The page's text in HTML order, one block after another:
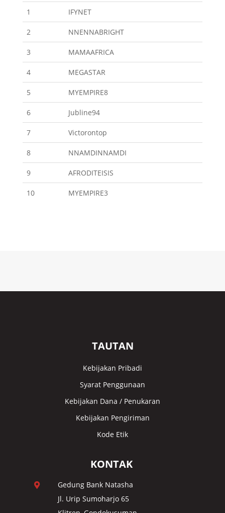
1 IFYNET
2 NNENNABRIGHT
3 MAMAAFRICA
4 MEGASTAR
5 MYEMPIRE8
6 Jubline94
7 Victorontop
8 NNAMDINNAMDI
9 AFRODITEISIS
10 MYEMPIRE3
TAUTAN
Kebijakan Pribadi
Syarat Penggunaan
Kebijakan Dana / Penukaran
Kebijakan Pengiriman
Kode Etik
KONTAK

Gedung Bank Natasha
Jl. Urip Sumoharjo 65